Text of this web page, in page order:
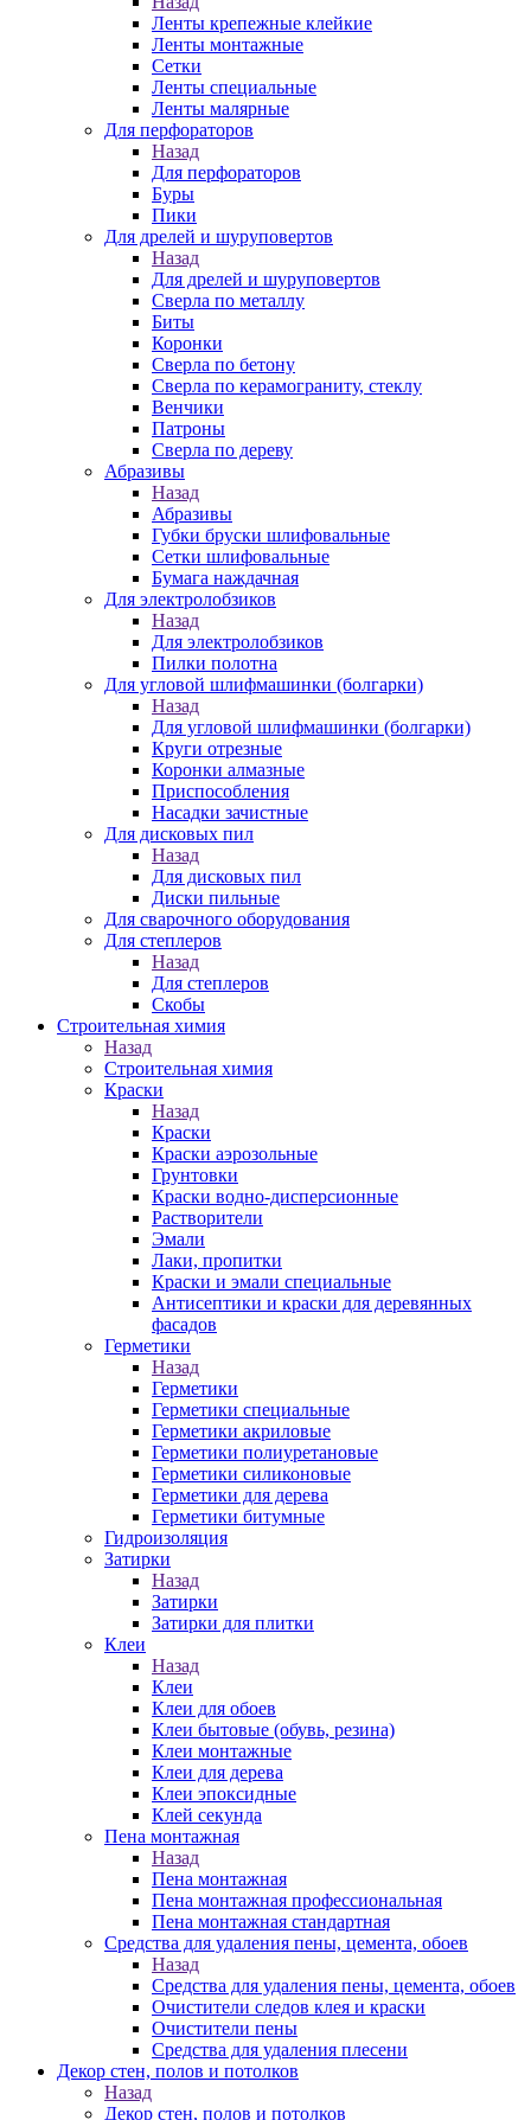
Ленты крепежные клейкие
Ленты монтажные
Сетки
Ленты специальные
Ленты малярные
Для перфораторов
Назад
Для перфораторов
Буры
Пики
Для дрелей и шуруповертов
Назад
Для дрелей и шуруповертов
Сверла по металлу
Биты
Коронки
Сверла по бетону
Сверла по керамограниту, стеклу
Венчики
Патроны
Сверла по дереву
Абразивы
Назад
Абразивы
Губки бруски шлифовальные
Сетки шлифовальные
Бумага наждачная
Для электролобзиков
Назад
Для электролобзиков
Пилки полотна
Для угловой шлифмашинки (болгарки)
Назад
Для угловой шлифмашинки (болгарки)
Круги отрезные
Коронки алмазные
Приспособления
Насадки зачистные
Для дисковых пил
Назад
Для дисковых пил
Диски пильные
Для сварочного оборудования
Для степлеров
Назад
Для степлеров
Скобы
Строительная химия
Назад
Строительная химия
Краски
Назад
Краски
Краски аэрозольные
Грунтовки
Краски водно-дисперсионные
Растворители
Эмали
Лаки, пропитки
Краски и эмали специальные
Антисептики и краски для деревянных
фасадов
Герметики
Назад
Герметики
Герметики специальные
Герметики акриловые
Герметики полиуретановые
Герметики силиконовые
Герметики для дерева
Герметики битумные
Гидроизоляция
Затирки
Назад
Затирки
Затирки для плитки
Клеи
Назад
Клеи
Клеи для обоев
Клеи бытовые (обувь, резина)
Клеи монтажные
Клеи для дерева
Клеи эпоксидные
Клей секунда
Пена монтажная
Назад
Пена монтажная
Пена монтажная профессиональная
Пена монтажная стандартная
Средства для удаления пены, цемента, обоев
Назад
Средства для удаления пены, цемента, обоев
Очистители следов клея и краски
Очистители пены
Средства для удаления плесени
Декор стен, полов и потолков
Назад
Декор стен, полов и потолков